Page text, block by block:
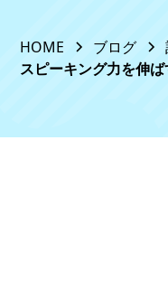
HOME ブログ
スピーキング力を伸